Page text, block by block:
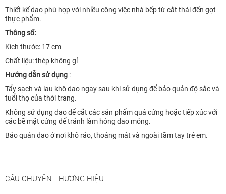
Thiết kế dao phù hợp với nhiều công việc nhà bếp từ cắt thái đến gọt
thực phẩm.
Thông số:
Kích thước: 17 cm
Chất liệu: thép không gỉ
Hướng dẫn sử dụng :
Tẩy sạch và lau khô dao ngay sau khi sử dụng để bảo quản độ sắc và
tuổi thọ của thời trang.
Không sử dụng dao để cắt các sản phẩm quá cứng hoặc tiếp xúc với
các bề mặt cứng để tránh làm hỏng dao mỏng.
Bảo quản dao ở nơi khô ráo, thoáng mát và ngoài tầm tay trẻ em.
CÂU CHUYỆN THƯƠNG HIỆU